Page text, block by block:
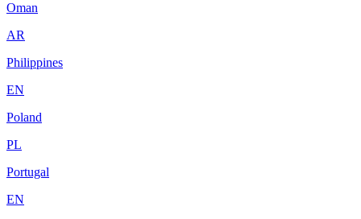
Oman
AR
Philippines
EN
Poland
PL
Portugal
EN